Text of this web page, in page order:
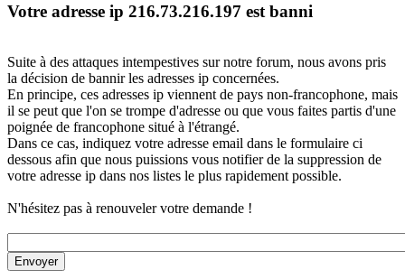
Votre adresse ip 216.73.216.197 est banni
Suite à des attaques intempestives sur notre forum, nous avons pris
la décision de bannir les adresses ip concernées.
En principe, ces adresses ip viennent de pays non-francophone, mais
il se peut que l'on se trompe d'adresse ou que vous faites partis d'une
poignée de francophone situé à l'étrangé.
Dans ce cas, indiquez votre adresse email dans le formulaire ci
dessous afin que nous puissions vous notifier de la suppression de
votre adresse ip dans nos listes le plus rapidement possible.
N'hésitez pas à renouveler votre demande !